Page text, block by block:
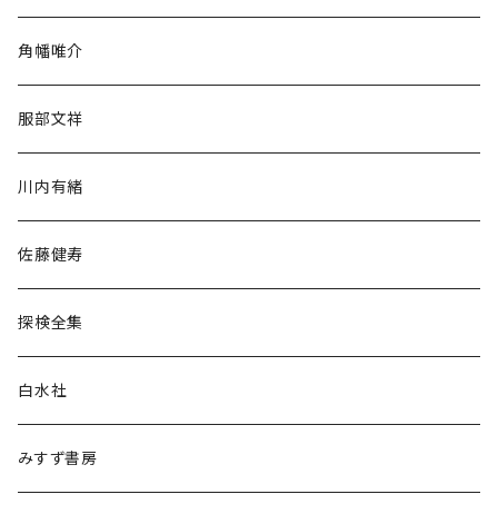
民族・風習
言語・ことば
角幡唯介
服部文祥
川内有緒
佐藤健寿
探検全集
白水社
みすず書房